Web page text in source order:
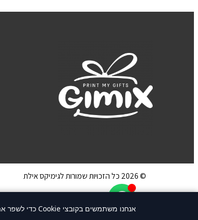
© 2026 כל הזכויות שמורות לגימיקס אילת
אנחנו משתמשים בקובצי Cookie כדי לשפר את חוויית הגלישה שלך. המשך שימוש באתר או לחיצה על "אני מסכים/ה" מהווים הסכמה לשימוש בקוקיז.